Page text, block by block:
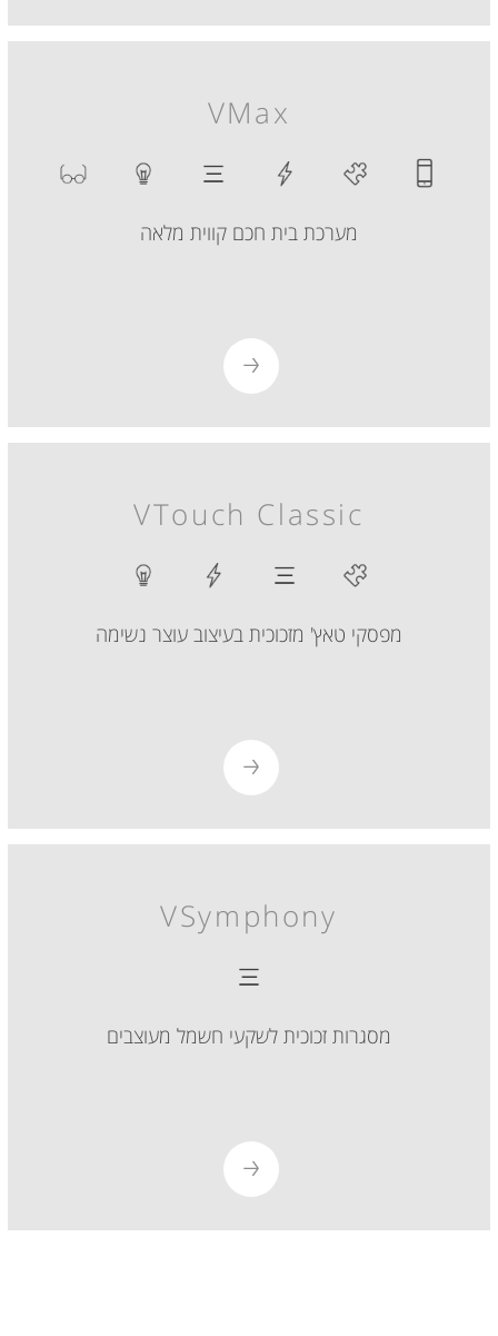
VMax
מערכת בית חכם קווית מלאה
VTouch Classic
מפסקי טאץ' מזכוכית בעיצוב עוצר נשימה
VSymphony
מסגרות זכוכית לשקעי חשמל מעוצבים